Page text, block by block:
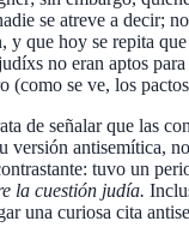
se atreve a decir;
que hoy se repita
no eran aptos
se ve, los
de señalar que las
tuvo un
la cuestión judía.
una curiosa cita